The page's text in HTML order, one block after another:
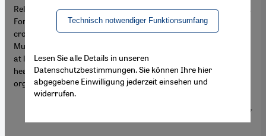
Religious joy: an experience that must be captured and recorded.
For many Muslims the pilgrimage to Mecca in Saudi Arabia is the
crowning moment of their faith. It is the religious duty of every
Muslim to carry out the hajj – a journey that lasts several days –
at least once in their lives, providing the individual is in good
health and can afford to do it. Saudi Arabia is responsible for
organising the pilgrimage
/ 7
Technisch notwendiger Funktionsumfang
Lesen Sie alle Details in unseren
Datenschutzbestimmungen. Sie können Ihre hier
abgegebene Einwilligung jederzeit einsehen und
widerrufen.